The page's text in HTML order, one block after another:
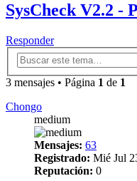
SysCheck V2.2 -
Responder
3 mensajes • Página 1 de 1
Chongo
medium
Mensajes: 63
Registrado: Mié Jul
Reputación: 0